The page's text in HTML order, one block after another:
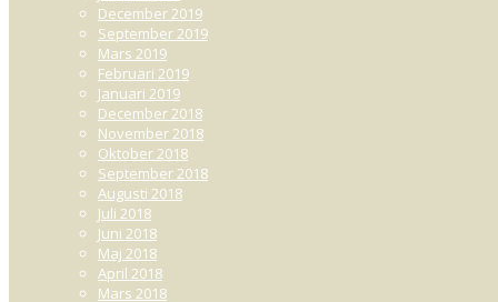
December 2019
September 2019
Mars 2019
Februari 2019
Januari 2019
December 2018
November 2018
Oktober 2018
September 2018
Augusti 2018
Juli 2018
Juni 2018
Maj 2018
April 2018
Mars 2018